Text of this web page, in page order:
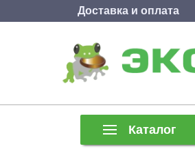
Доставка и оплата
Каталог